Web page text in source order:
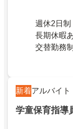
週休2日制
長期休暇
交替勤務制
新着アルバイト
学童保育指導